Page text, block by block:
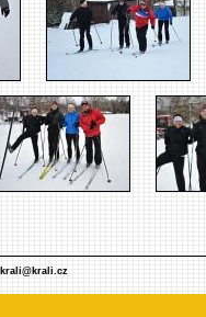
krali@krali.cz